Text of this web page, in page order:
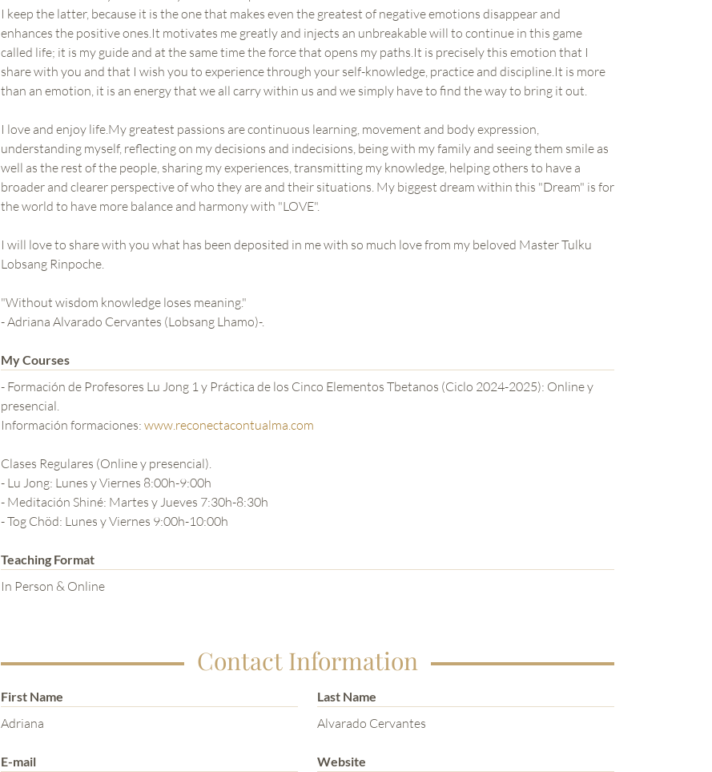
I keep the latter, because it is the one that makes even the greatest of negative emotions disappear and
enhances the positive ones.It motivates me greatly and injects an unbreakable will to continue in this game
called life; it is my guide and at the same time the force that opens my paths.It is precisely this emotion that I
share with you and that I wish you to experience through your self-knowledge, practice and discipline.It is more
than an emotion, it is an energy that we all carry within us and we simply have to find the way to bring it out.
I love and enjoy life.My greatest passions are continuous learning, movement and body expression,
understanding myself, reflecting on my decisions and indecisions, being with my family and seeing them smile as
well as the rest of the people, sharing my experiences, transmitting my knowledge, helping others to have a
broader and clearer perspective of who they are and their situations. My biggest dream within this "Dream" is for
the world to have more balance and harmony with "LOVE".
I will love to share with you what has been deposited in me with so much love from my beloved Master Tulku
Lobsang Rinpoche.
"Without wisdom knowledge loses meaning."
- Adriana Alvarado Cervantes (Lobsang Lhamo)-.
My Courses
- Formación de Profesores Lu Jong 1 y Práctica de los Cinco Elementos Tbetanos (Ciclo 2024-2025): Online y
presencial.
Información formaciones: www.reconectacontualma.com
Clases Regulares (Online y presencial).
- Lu Jong: Lunes y Viernes 8:00h-9:00h
- Meditación Shiné: Martes y Jueves 7:30h-8:30h
- Tog Chöd: Lunes y Viernes 9:00h-10:00h
Teaching Format
In Person & Online
Contact Information
First Name
Adriana
Last Name
Alvarado Cervantes
E-mail Website